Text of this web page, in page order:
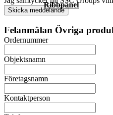
Ribbpanel
Skicka meddelande
Felanmälan Övriga
Ordernummer
Objektsnamn
Företagsnamn
Kontaktperson